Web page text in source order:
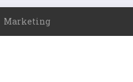
Marketing